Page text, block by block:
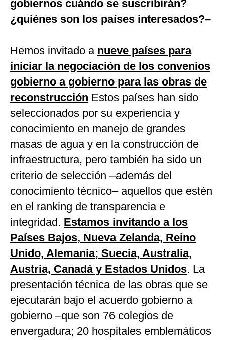
gobiernos cuándo se suscribirán?
¿quiénes son los países interesados?–
Hemos invitado a nueve países para
iniciar la negociación de los convenios
gobierno a gobierno para las obras de
reconstrucción Estos países han sido
seleccionados por su experiencia y
conocimiento en manejo de grandes
masas de agua y en la construcción de
infraestructura, pero también ha sido un
criterio de selección –además del
conocimiento técnico– aquellos que estén
en el ranking de transparencia e
integridad. Estamos invitando a los
Países Bajos, Nueva Zelanda, Reino
Unido, Alemania; Suecia, Australia,
Austria, Canadá y Estados Unidos. La
presentación técnica de las obras que se
ejecutarán bajo el acuerdo gobierno a
gobierno –que son 76 colegios de
envergadura; 20 hospitales emblemáticos